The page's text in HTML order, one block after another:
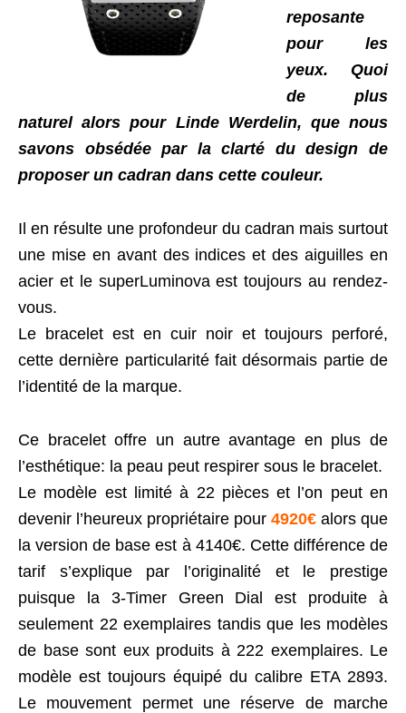
reposante
pour les
yeux. Quoi
de plus
naturel alors pour Linde Werdelin, que nous
savons obsédée par la clarté du design de
proposer un cadran dans cette couleur.
Il en résulte une profondeur du cadran mais surtout
une mise en avant des indices et des aiguilles en
acier et le superLuminova est toujours au rendez-
vous.
Le bracelet est en cuir noir et toujours perforé,
cette dernière particularité fait désormais partie de
l’identité de la marque.
Ce bracelet offre un autre avantage en plus de
l’esthétique: la peau peut respirer sous le bracelet.
Le modèle est limité à 22 pièces et l’on peut en
devenir l’heureux propriétaire pour 4920€ alors que
la version de base est à 4140€. Cette différence de
tarif s’explique par l’originalité et le prestige
puisque la 3-Timer Green Dial est produite à
seulement 22 exemplaires tandis que les modèles
de base sont eux produits à 222 exemplaires. Le
modèle est toujours équipé du calibre ETA 2893.
Le mouvement permet une réserve de marche